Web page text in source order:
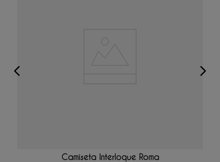
Camiseta Interloque Roma